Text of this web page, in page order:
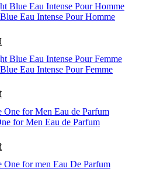
Eau Intense Pour Homme
Eau Intense Pour Femme
for Men Eau de Parfum